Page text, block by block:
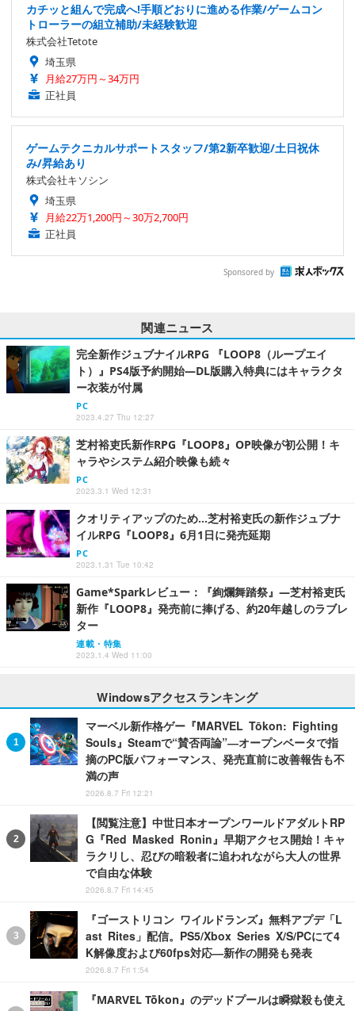
カチッと組んで完成へ!手順どおりに進める作業/ゲームコン
トローラーの組立補助/未経験歓迎
株式会社Tetote
埼玉県
月給27万円～34万円
正社員
ゲームテクニカルサポートスタッフ/第2新卒歓迎/土日祝休
み/昇給あり
株式会社キソシン
埼玉県
月給22万1,200円～30万2,700円
正社員
Sponsored by
関連ニュース
完全新作ジュブナイルRPG 『LOOP8（ループエイ
ト）』PS4版予約開始―DL版購入特典にはキャラクタ
ー衣装が付属
PC
2023.4.27 Thu 12:27
芝村裕吏氏新作RPG『LOOP8』OP映像が初公開！キ
ャラやシステム紹介映像も続々
PC
2023.3.1 Wed 12:31
クオリティアップのため…芝村裕吏氏の新作ジュブナ
イルRPG『LOOP8』6月1日に発売延期
PC
2023.1.31 Tue 10:42
Game*Sparkレビュー：『絢爛舞踏祭』―芝村裕吏氏
新作『LOOP8』発売前に捧げる、約20年越しのラブレ
ター
連載・特集
2023.1.4 Wed 11:00
Windowsアクセスランキング
マーベル新作格ゲー『MARVEL Tōkon: Fighting
Souls』Steamで“賛否両論”―オープンベータで指
摘のPC版パフォーマンス、発売直前に改善報告も不
満の声
2026.8.7 Fri 12:21
【閲覧注意】中世日本オープンワールドアダルトRP
G『Red Masked Ronin』早期アクセス開始！キャ
ラクリし、忍びの暗殺者に追われながら大人の世界
で自由な体験
2026.8.7 Fri 14:45
『ゴーストリコン ワイルドランズ』無料アプデ「L
ast Rites」配信。PS5/Xbox Series X/S/PCにて4
K解像度および60fps対応―新作の開発も発表
2026.8.7 Fri 1:54
『MARVEL Tōkon』のデッドプールは瞬獄殺も使え